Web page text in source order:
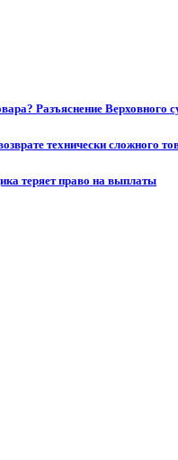
Разъяснение Верховного
технически сложного
теряет право на выплаты